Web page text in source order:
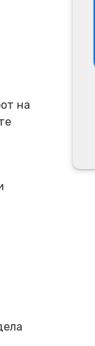
на